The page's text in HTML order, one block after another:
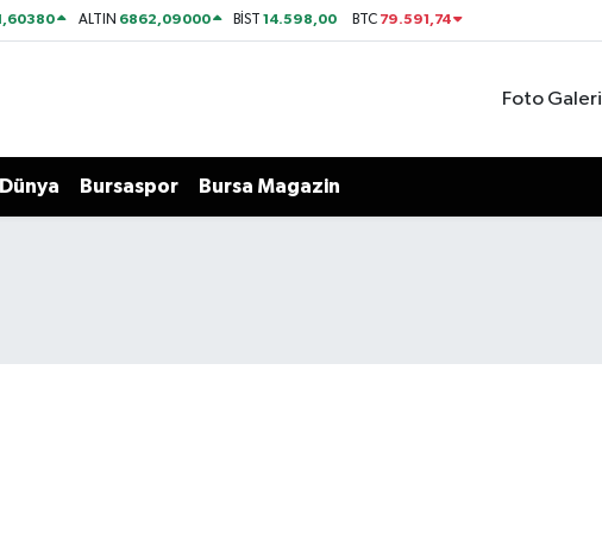
ALTIN 6862,09000 BİST14.598,00 BTC 79.591,74
Foto Galeri
Dünya Bursaspor Bursa Magazin